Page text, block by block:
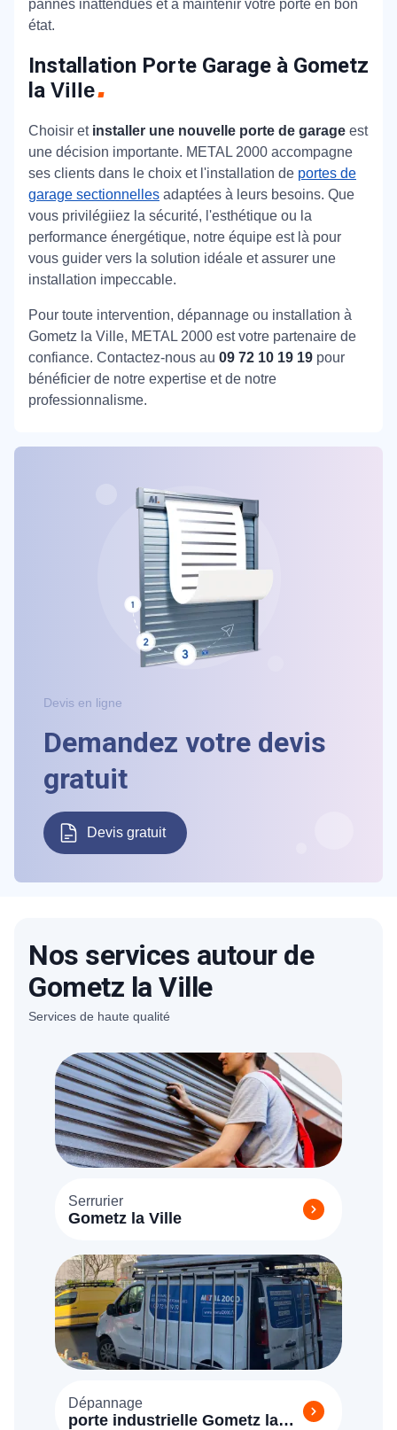
pannes inattendues et à maintenir votre porte en bon
état.
Installation Porte Garage à Gometz
la Ville
Choisir et installer une nouvelle porte de garage est
une décision importante. METAL 2000 accompagne
ses clients dans le choix et l'installation de portes de
garage sectionnelles adaptées à leurs besoins. Que
vous privilégiiez la sécurité, l'esthétique ou la
performance énergétique, notre équipe est là pour
vous guider vers la solution idéale et assurer une
installation impeccable.
Pour toute intervention, dépannage ou installation à
Gometz la Ville, METAL 2000 est votre partenaire de
confiance. Contactez-nous au 09 72 10 19 19 pour
bénéficier de notre expertise et de notre
professionnalisme.
Devis en ligne
Demandez votre devis
gratuit
Devis gratuit
Nos services autour de
Gometz la Ville
Services de haute qualité
Serrurier
Gometz la Ville
Dépannage
porte industrielle Gometz la